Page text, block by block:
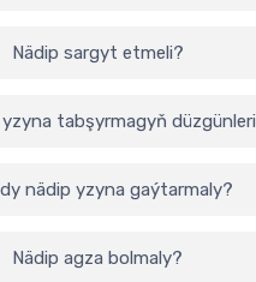
Nädip sargyt etmeli?
yzyna tabşyrmagyň düzgünleri
nädip yzyna gaýtarmaly?
Nädip agza bolmaly?